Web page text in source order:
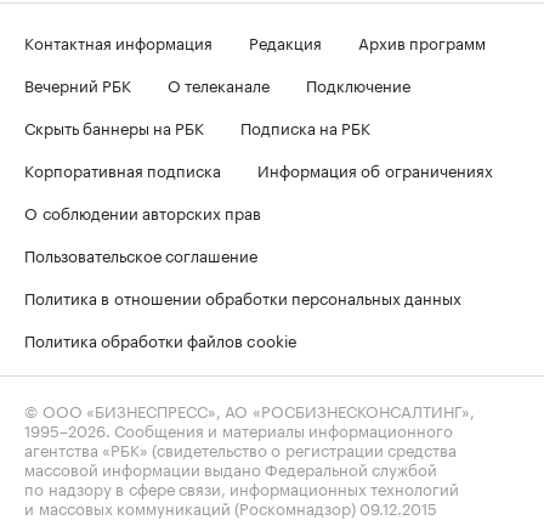
Контактная информация Редакция
Архив программ
Вечерний РБК
О телеканале
Подключение
Скрыть баннеры на РБК
Подписка на РБК
Корпоративная подписка
Информация об ограничениях
О соблюдении авторских прав
Пользовательское соглашение
Политика в отношении обработки персональных данных
Политика обработки файлов cookie
© ООО «БИЗНЕСПРЕСС», АО «РОСБИЗНЕСКОНСАЛТИНГ»,
1995–2026 . Сообщения и материалы информационного
агентства «РБК» (свидетельство о регистрации средства
массовой информации выдано Федеральной службой
по надзору в сфере связи, информационных технологий
и массовых коммуникаций (Роскомнадзор) 09.12.2015